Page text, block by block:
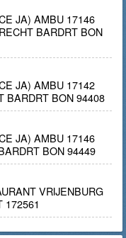
JA) AMBU 17146
BARDRT BON
JA) AMBU 17142
BARDRT BON 94408
JA) AMBU 17146
BON 94449
VRIJENBURG
172561